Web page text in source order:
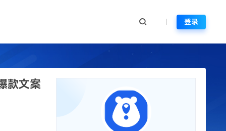
登录
款文案